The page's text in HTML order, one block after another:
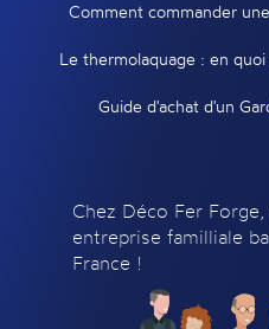
Comment commander
Le thermolaquage : en
Guide d'achat d'un
Chez Déco Fer
entreprise familliale
France !